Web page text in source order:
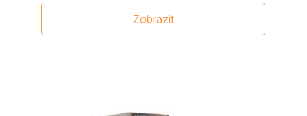
Zobrazit